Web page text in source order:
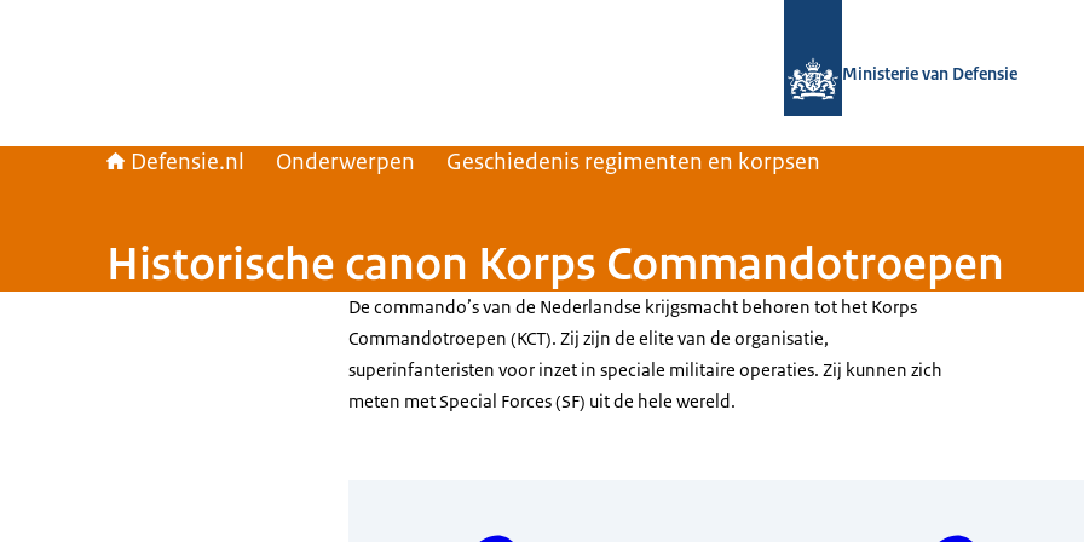
Ministerie van Defensie
Defensie.nl Onderwerpen Geschiedenis regimenten en korpsen
Historische canon Korps Commandotroepen
De commando’s van de Nederlandse krijgsmacht behoren tot het Korps
Commandotroepen (KCT). Zij zijn de elite van de organisatie,
superinfanteristen voor inzet in speciale militaire operaties. Zij kunnen zich
meten metSpecial Forces(SF) uit de hele wereld.